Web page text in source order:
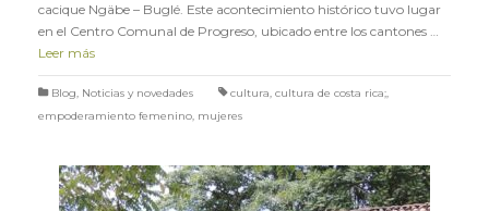
cacique Ngäbe – Buglé. Este acontecimiento histórico tuvo lugar
en el Centro Comunal de Progreso, ubicado entre los cantones …
Leer más
Blog, Noticias y novedades cultura, cultura de costa rica;,
empoderamiento femenino, mujeres